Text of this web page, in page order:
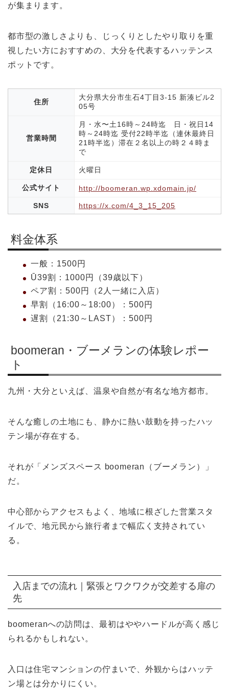
が集まります。
都市型の激しさよりも、じっくりとしたやり取りを重
視したい方におすすめの、大分を代表するハッテンス
ポットです。
住所
大分県大分市生石4丁目3-15 新湊ビル2
05号
営業時間
月・水〜土16時～24時迄 日・祝日14
時～24時迄 受付22時半迄（連休最終日
21時半迄）滞在２名以上の時２４時ま
で
定休日 火曜日
公式サイト http://boomeran.wp.xdomain.jp/
SNS https://x.com/4_3_15_205
料金体系
一般：1500円
Ū39割：1000円（39歳以下）
ペア割：500円（2人一緒に入店）
早割（16:00～18:00）：500円
遅割（21:30～LAST）：500円
boomeran・ブーメランの体験レポー
ト
九州・大分といえば、温泉や自然が有名な地方都市。
そんな癒しの土地にも、静かに熱い鼓動を持ったハッ
テン場が存在する。
それが「メンズスペース boomeran（ブーメラン）」
だ。
中心部からアクセスもよく、地域に根ざした営業スタ
イルで、地元民から旅行者まで幅広く支持されてい
る。
入店までの流れ｜緊張とワクワクが交差する扉の
先
boomeranへの訪問は、最初はややハードルが高く感じ
られるかもしれない。
入口は住宅マンションの佇まいで、外観からはハッテ
ン場とは分かりにくい。